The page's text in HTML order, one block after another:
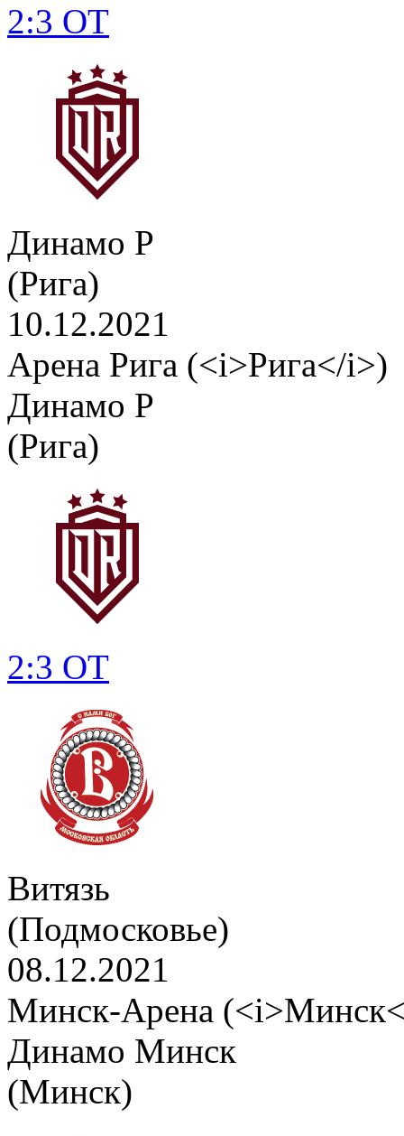
2:3 ОТ
Динамо Р
(Рига)
10.12.2021
Арена Рига (<i>Рига</i>)
Динамо Р
(Рига)
2:3 ОТ
Витязь
(Подмосковье)
08.12.2021
Минск-Арена
Динамо Минск
(Минск)